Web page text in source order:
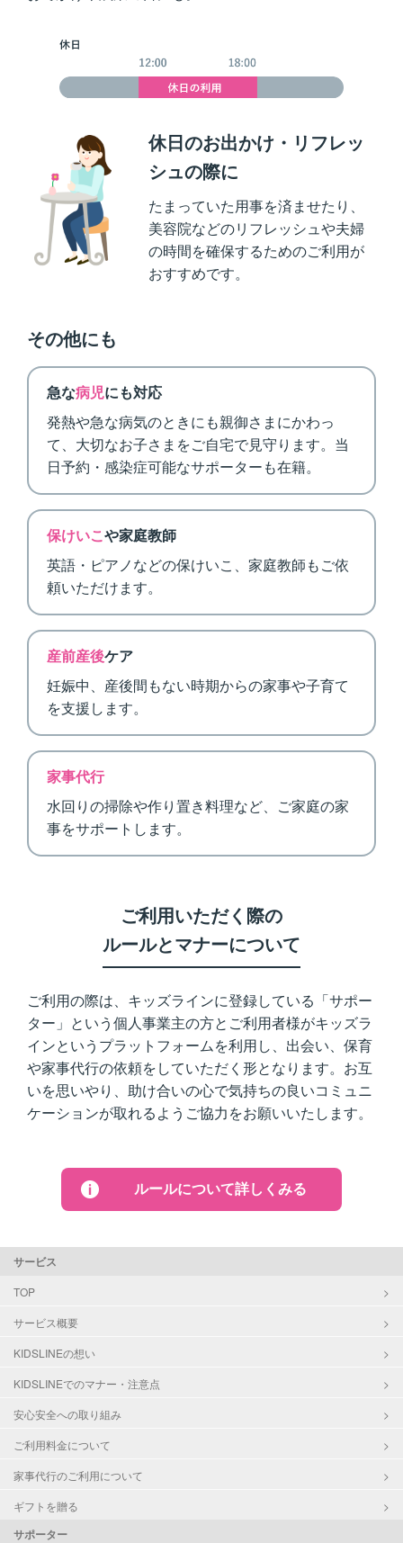
休日のお出かけ・リフレッ
シュの際に
たまっていた用事を済ませたり、
美容院などのリフレッシュや夫婦
の時間を確保するためのご利用が
おすすめです。
その他にも
急な病児にも対応
発熱や急な病気のときにも親御さまにかわっ
て、大切なお子さまをご自宅で見守ります。当
日予約・感染症可能なサポーターも在籍。
保けいこ や家庭教師
英語・ピアノなどの保けいこ、家庭教師もご依
頼いただけます。
産前産後ケア
妊娠中、産後間もない時期からの家事や子育て
を支援します。
家事代行
水回りの掃除や作り置き料理など、ご家庭の家
事をサポートします。
ご利用いただく際の
ルールとマナーについて
ご利用の際は、キッズラインに登録している「サポー
ター」という個人事業主の方とご利用者様がキッズラ
インというプラットフォームを利用し、出会い、保育
や家事代行の依頼をしていただく形となります。お互
いを思いやり、助け合いの心で気持ちの良いコミュニ
ケーションが取れるようご協力をお願いいたします。
ルールについて詳しくみる
サービス
TOP
サービス概要
KIDSLINEの想い
KIDSLINEでのマナー・注意点
安心安全への取り組み
ご利用料金について
家事代行のご利用について
ギフトを贈る
サポーター